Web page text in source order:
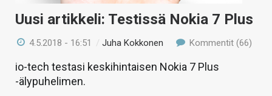
Uusi artikkeli: Testissä Nokia 7 Plus
4.5.2018 - 16:51 /Juha Kokkonen Kommentit (66)
io-tech testasi keskihintaisen Nokia 7 Plus
-älypuhelimen.